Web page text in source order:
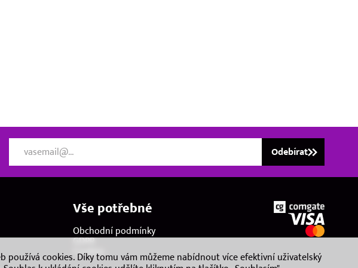
Odebírat
Vše potřebné
Obchodní podmínky
GDPR
Cookies
používá cookies. Díky tomu vám můžeme nabídnout více efektivní uživatelský